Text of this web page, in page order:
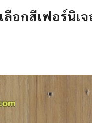
เลือกสีเฟอร์นิเ